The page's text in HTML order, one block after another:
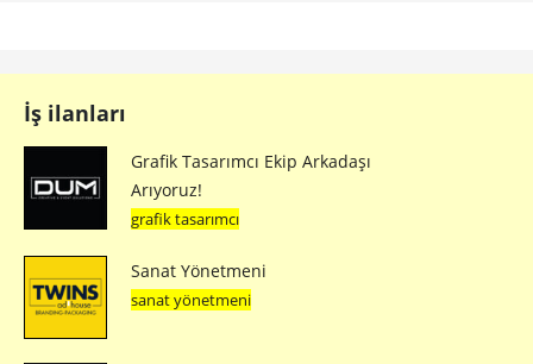
İş ilanları
Grafik Tasarımcı Ekip Arkadaşı
Arıyoruz!
grafik tasarımcı
Sanat Yönetmeni
sanat yönetmeni